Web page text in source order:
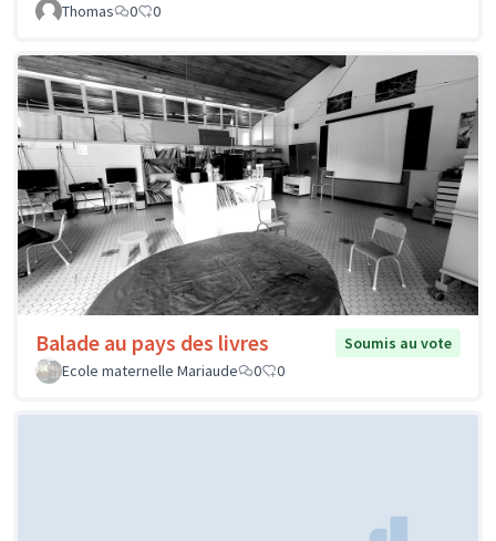
Thomas
0 0
Balade au pays des livres
Soumis au vote
Ecole maternelle Mariaude
0 0